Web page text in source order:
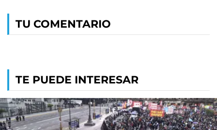
TU COMENTARIO
TE PUEDE INTERESAR